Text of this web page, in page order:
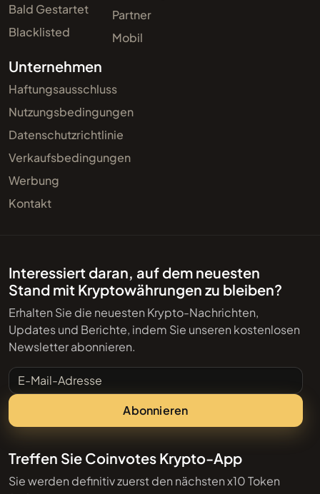
Bald Gestartet
Blacklisted
Partner
Mobil
Unternehmen
Haftungsausschluss
Nutzungsbedingungen
Datenschutzrichtlinie
Verkaufsbedingungen
Werbung
Kontakt
Interessiert daran, auf dem neuesten
Stand mit Kryptowährungen zu bleiben?
Erhalten Sie die neuesten Krypto-Nachrichten,
Updates und Berichte, indem Sie unseren kostenlosen
Newsletter abonnieren.
E-Mail-Adresse
Abonnieren
Treffen Sie Coinvotes Krypto-App
Sie werden definitiv zuerst den nächsten x10 Token